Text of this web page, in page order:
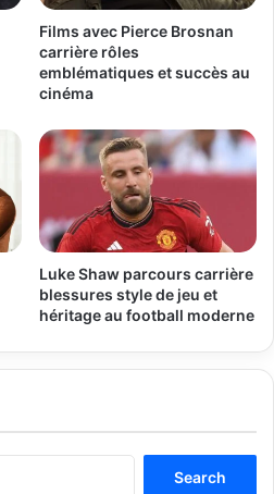
Films avec Pierce Brosnan
carrière rôles
emblématiques et succès au
cinéma
Luke Shaw parcours carrière
blessures style de jeu et
héritage au football moderne